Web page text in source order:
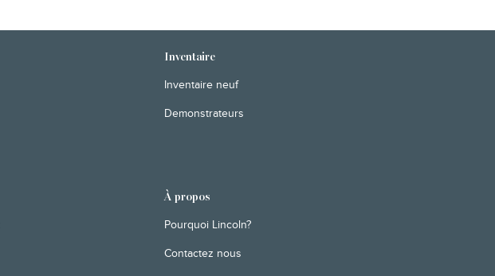
Inventaire
Inventaire neuf
Demonstrateurs
À propos
Pourquoi Lincoln?
Contactez nous